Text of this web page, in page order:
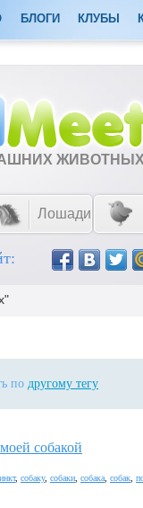
БЛОГИ КЛУБЫ
Лошади
по другому тегу
собакой
, собаку, собаки собака собак